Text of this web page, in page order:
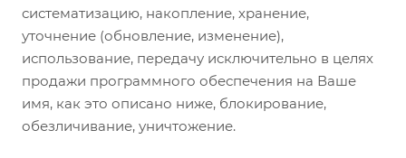
систематизацию, накопление, хранение,
уточнение (обновление, изменение),
использование, передачу исключительно в целях
продажи программного обеспечения на Ваше
имя, как это описано ниже, блокирование,
обезличивание, уничтожение.